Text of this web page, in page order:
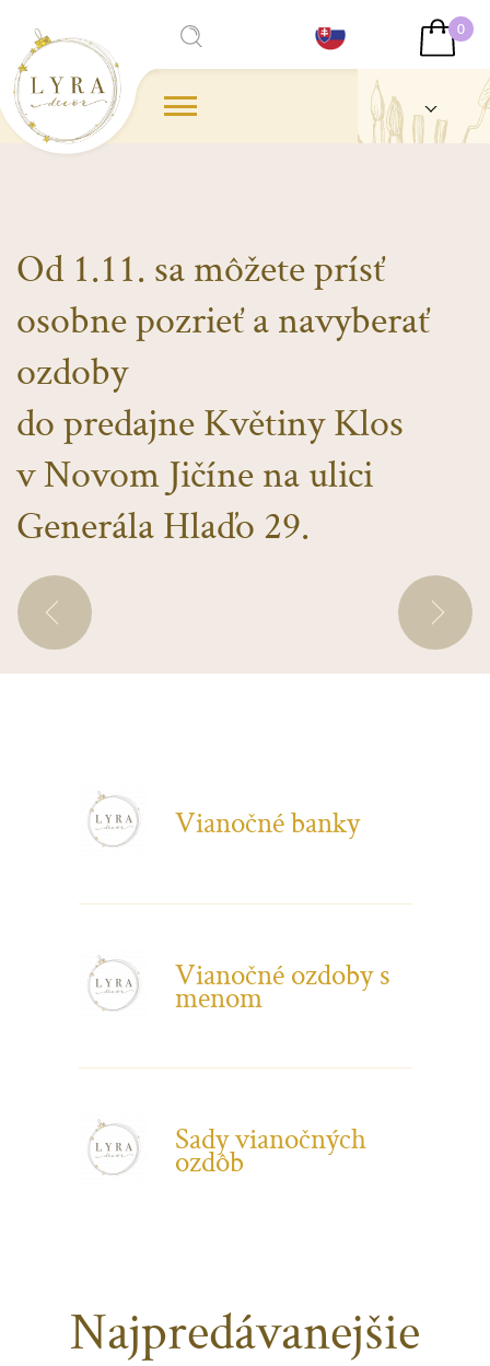
0
Od 1.11. sa môžete prísť
osobne pozrieť a navyberať
ozdoby
do predajne Květiny Klos
v Novom Jičíne na ulici
Generála Hlaďo 29.
Vianočné banky
Vianočné ozdoby s
menom
Sady vianočných
ozdôb
Najpredávanejšie